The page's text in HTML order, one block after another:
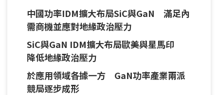
中國功率IDM擴大布局SiC與GaN 滿足內
需商機並應對地緣政治壓力
SiC與GaN IDM擴大布局歐美與星馬印
降低地緣政治壓力
於應用領域各據一方 GaN功率產業兩派
競局逐步成形